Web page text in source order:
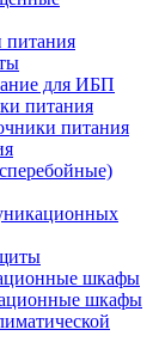
питания
для ИБП
питания
питания
шкафы
шкафы